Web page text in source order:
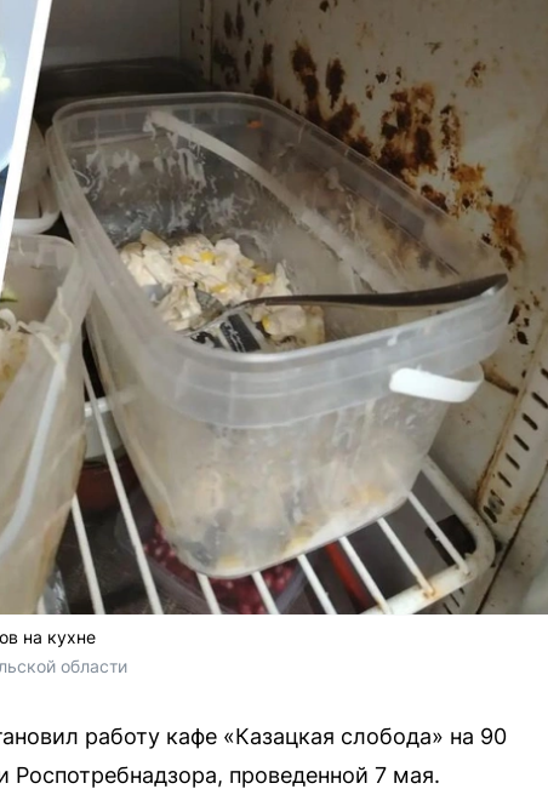
на кухне
области
работу кафе «Казацкая слобода» на 90
проведенной 7 мая.